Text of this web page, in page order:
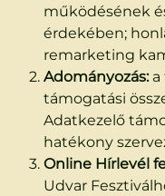
működésének
érdekében;
remarketing
Adományozás:a
támogatási
Adatkezelő
hatékony
Online Hírlevél
Udvar